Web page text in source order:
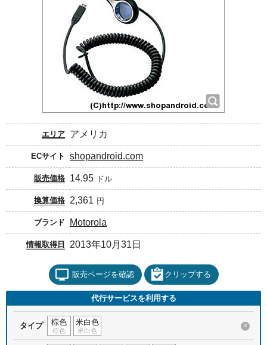
エリア アメリカ
ECサイト shopandroid.com
販売価格 14.95 ドル
換算価格 2,361 円
ブランド Motorola
情報取得日 2013年10月31日
販売ページを確認 クリップする
代行サービスを利用する
タイプ 棕色
棕色
米白色
米白色
×